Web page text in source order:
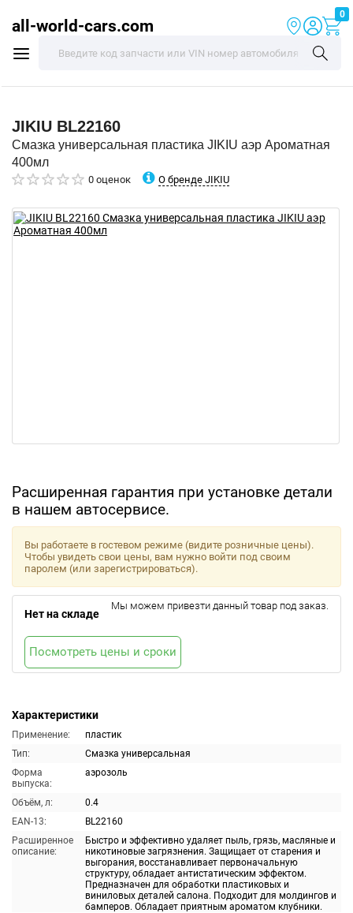
all-world-cars.com
0
JIKIU BL22160
Смазка универсальная пластика JIKIU аэр Ароматная
400мл
0 оценок О бренде JIKIU
Расширенная гарантия при установке детали
в нашем автосервисе.
Характеристики
Применение:
пластик
Тип:
Смазка универсальная
Форма
выпуска:
аэрозоль
Объём, л:
0.4
EAN-13:
BL22160
Расширенное
описание:
Быстро и эффективно удаляет пыль, грязь, масляные и
никотиновые загрязнения. Защищает от старения и
выгорания, восстанавливает первоначальную
структуру, обладает антистатическим эффектом.
Предназначен для обработки пластиковых и
виниловых деталей салона. Подходит для молдингов и
бамперов. Обладает приятным ароматом клубники.
Вы работаете в гостевом режиме (видите розничные цены).
Чтобы увидеть свои цены, вам нужно войти под своим
паролем (или зарегистрироваться).
Нет на складе
Мы можем привезти данный товар под заказ.
Посмотреть цены и сроки